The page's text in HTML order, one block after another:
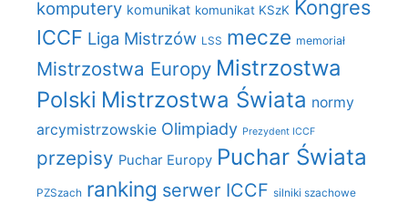
komputery komunikat komunikat KSzK Kongres
ICCF Liga Mistrzów LSS mecze memoriał
Mistrzostwa Europy Mistrzostwa
Polski Mistrzostwa Świata normy
arcymistrzowskie Olimpiady Prezydent ICCF
przepisy Puchar Europy Puchar Świata
PZSzach ranking serwer ICCF silniki szachowe